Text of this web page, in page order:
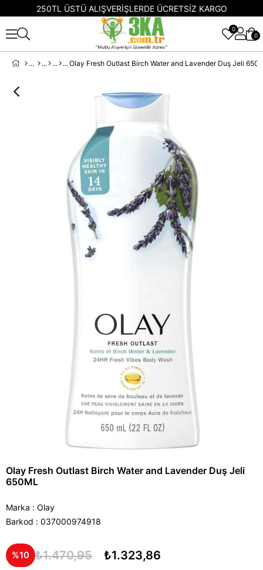
250TL ÜSTÜ ALIŞVERİŞLERDE ÜCRETSİZ KARGO
0
0
Olay Fresh Outlast Birch Water and Lavender Duş Jeli
Olay Fresh Outlast Birch Water and Lavender Duş Jeli
650ML
Marka : Olay
Barkod : 037000974918
10 ₺1.470,95 ₺1.323,86